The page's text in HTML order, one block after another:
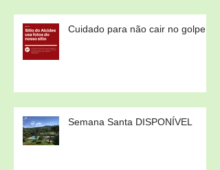
Cuidado para não cair no golpe!
Semana Santa DISPONÍVEL